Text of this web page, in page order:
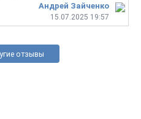
Андрей Зайченко
15.07.2025 19:57
отзывы